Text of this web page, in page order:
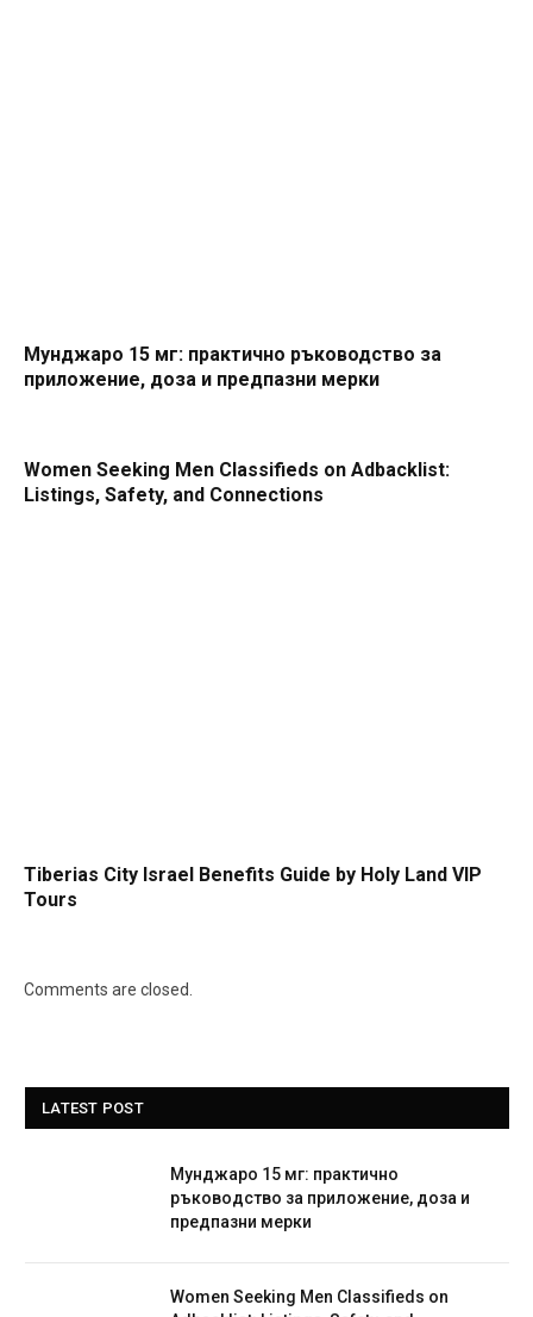
Мунджаро 15 мг: практично ръководство за
приложение, доза и предпазни мерки
Women Seeking Men Classifieds on Adbacklist:
Listings, Safety, and Connections
Tiberias City Israel Benefits Guide by Holy Land VIP
Tours
Comments are closed.
LATEST POST
Мунджаро 15 мг: практично
ръководство за приложение, доза и
предпазни мерки
Women Seeking Men Classifieds on